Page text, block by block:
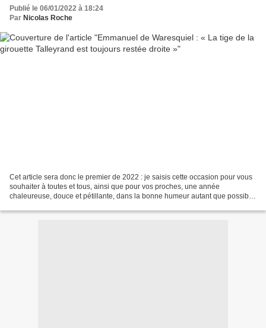
Publié le 06/01/2022 à 18:24
Par Nicolas Roche
Cet article sera donc le premier de 2022 : je saisis cette occasion pour vous
souhaiter à toutes et tous, ainsi que pour vos proches, une année
chaleureuse, douce et pétillante, dans la bonne humeur autant que possible